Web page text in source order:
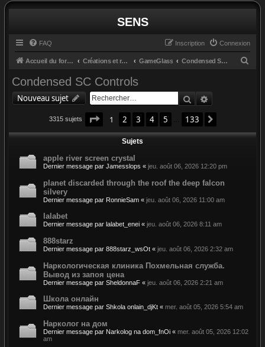
SENS
FAQ Connexion
Inscription
Accueil du forum Créations et retours GameGlass Condensed SC Controls
r
Condensed SC Controls
Nouveau sujet Rechercher
3315 sujets Page 1sur133
1 2 3 4 5 133
Sujets
apple river screen crystal
Dernier message par Jamesslops « jeu. août 06, 2026 12:20 pm
planet discarded through the roof the deep falcon
silvery
Dernier message par RonnieSam « jeu. août 06, 2026 11:00 am
lalabet
Dernier message par lalabet_enei « jeu. août 06, 2026 8:11 am
888starz
Dernier message par 888starz_wsOt « jeu. août 06, 2026 2:32 am
Наркологическая клиника Похмельная служба.
Вывод из запоя цена
Dernier message par SheldonnaF « jeu. août 06, 2026 2:21 am
Школа онлайн
Dernier message par Shkola onlain_djKt « mer. août 05, 2026 5:54 am
Нарколог на дом
Dernier message par Narkolog na dom_fnOi « mer. août 05, 2026 12:02
am